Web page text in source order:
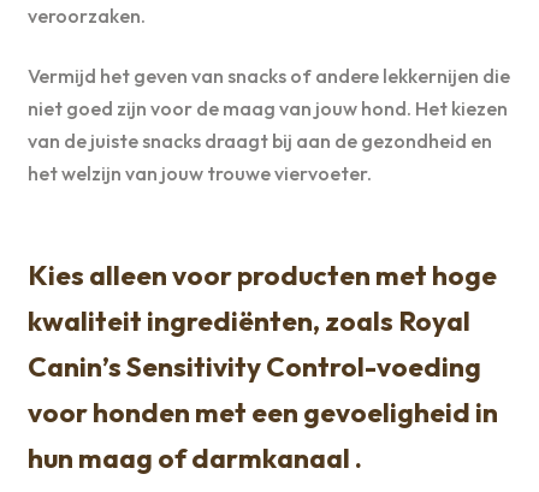
veroorzaken.
Vermijd het geven van snacks of andere lekkernijen die
niet goed zijn voor de maag van jouw hond. Het kiezen
van de juiste snacks draagt bij aan de gezondheid en
het welzijn van jouw trouwe viervoeter.
Kies alleen voor producten met hoge
kwaliteit ingrediënten, zoals Royal
Canin’s Sensitivity Control-voeding
voor honden met een gevoeligheid in
hun maag of darmkanaal .